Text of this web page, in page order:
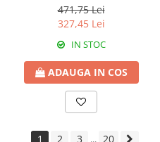
471,75 Lei
327,45 Lei
IN STOC
ADAUGA IN COS
1 2 3 ... 20